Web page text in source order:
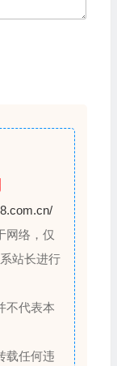
网络，仅
站长进行
不代表本
载任何违